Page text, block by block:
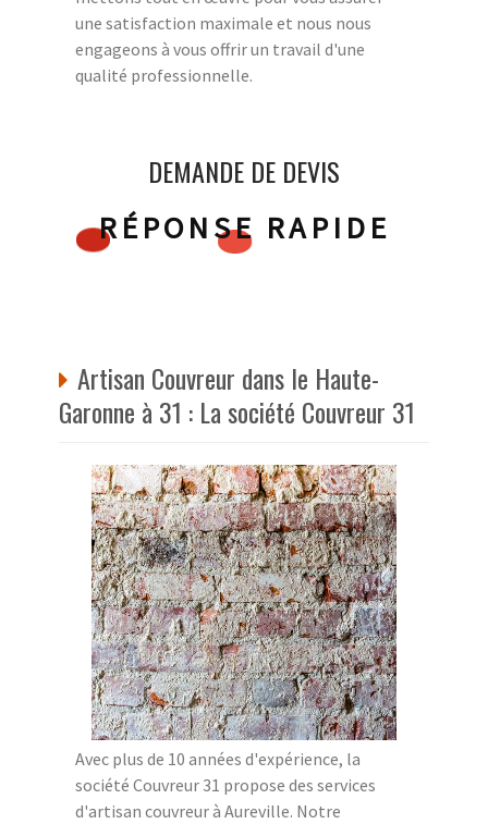
une satisfaction maximale et nous nous
engageons à vous offrir un travail d'une
qualité professionnelle.
DEMANDE DE DEVIS
RÉPONSE RAPIDE
Artisan Couvreur dans le Haute-
Garonne à 31 : La société Couvreur 31
Avec plus de 10 années d'expérience, la
société Couvreur 31 propose des services
d'artisan couvreur à Aureville. Notre